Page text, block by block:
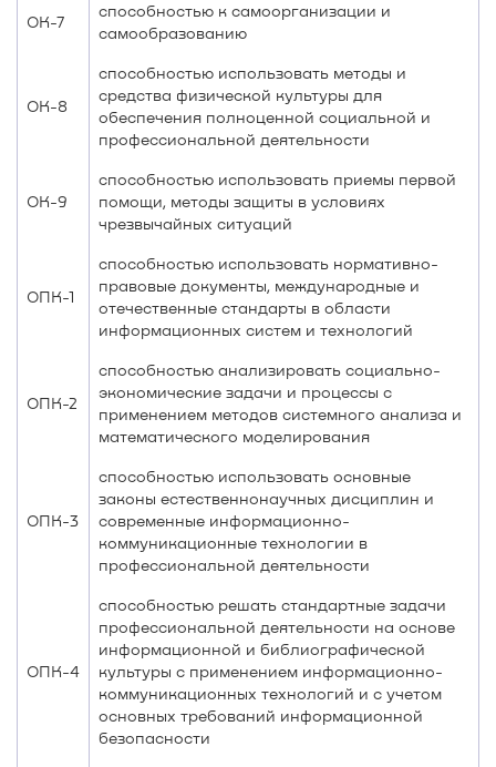
ОК-7
способностью к самоорганизации и
самообразованию
ОК-8
способностью использовать методы и
средства физической культуры для
обеспечения полноценной социальной и
профессиональной деятельности
ОК-9
способностью использовать приемы первой
помощи, методы защиты в условиях
чрезвычайных ситуаций
ОПК-1
способностью использовать нормативно-
правовые документы, международные и
отечественные стандарты в области
информационных систем и технологий
ОПК-2
способностью анализировать социально-
экономические задачи и процессы с
применением методов системного анализа и
математического моделирования
ОПК-3
способностью использовать основные
законы естественнонаучных дисциплин и
современные информационно-
коммуникационные технологии в
профессиональной деятельности
ОПК-4
способностью решать стандартные задачи
профессиональной деятельности на основе
информационной и библиографической
культуры с применением информационно-
коммуникационных технологий и с учетом
основных требований информационной
безопасности